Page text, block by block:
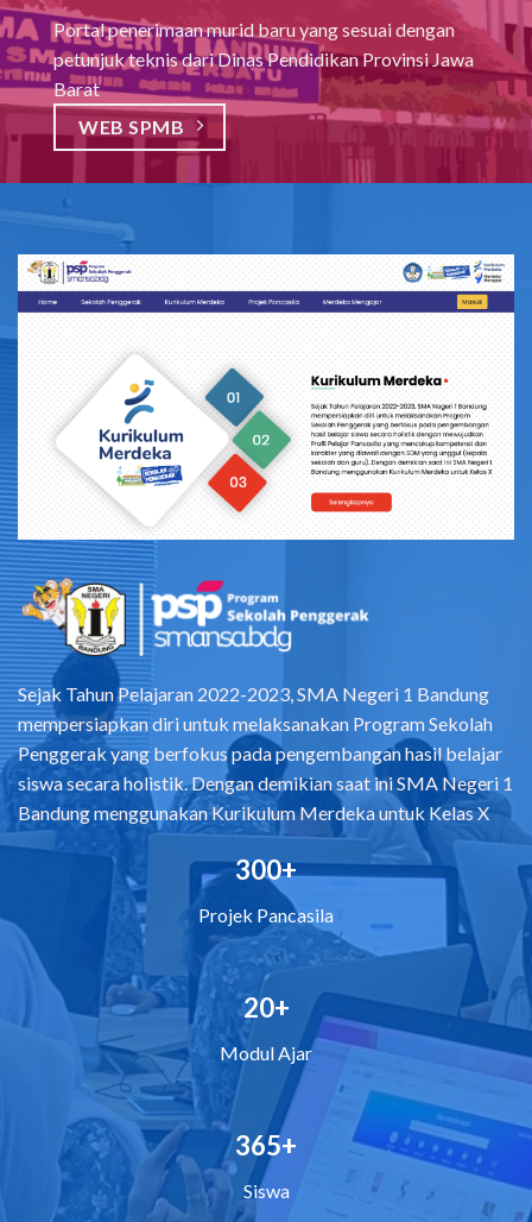
Portal penerimaan murid baru yang sesuai dengan
petunjuk teknis dari Dinas Pendidikan Provinsi Jawa
Barat
WEB SPMB
Sejak Tahun Pelajaran 2022-2023, SMA Negeri 1 Bandung
mempersiapkan diri untuk melaksanakan Program Sekolah
Penggerak yang berfokus pada pengembangan hasil belajar
siswa secara holistik. Dengan demikian saat ini SMA Negeri 1
Bandung menggunakan Kurikulum Merdeka untuk Kelas X
300+
Projek Pancasila
20+
Modul Ajar
365+
Siswa